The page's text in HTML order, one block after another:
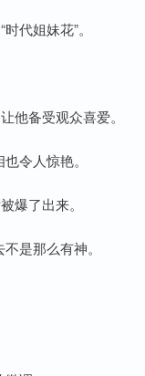
代姐妹花”。
他备受观众喜爱。
令人惊艳。
爆了出来。
是那么有神。